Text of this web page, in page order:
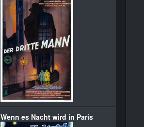
Wenn es Nacht wird in Paris